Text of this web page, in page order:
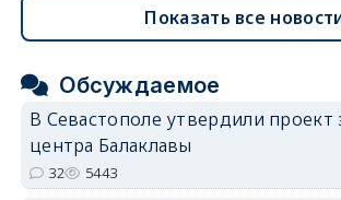
Показать все
Обсуждаемое
В Севастополе утвердили проект
центра Балаклавы
32 5443